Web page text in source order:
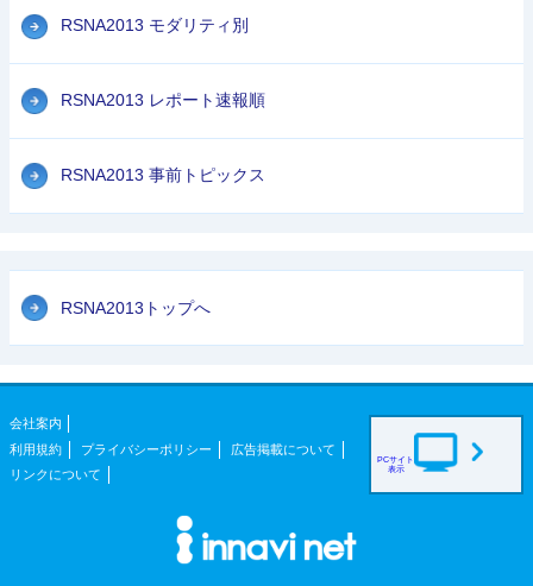
RSNA2013 モダリティ別
RSNA2013 レポート速報順
RSNA2013 事前トピックス
RSNA2013トップへ
会社案内
利用規約
プライバシーポリシー
広告掲載について
リンクについて
PCサイト
表示